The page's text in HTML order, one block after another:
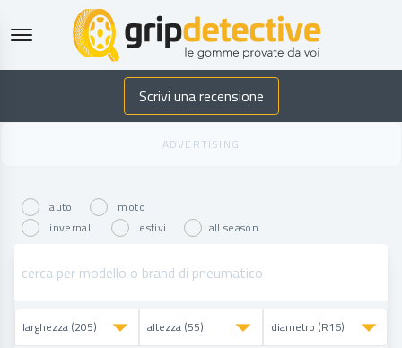
GripDetective
Scrivi una recensione
auto
moto
invernali
estivi all season